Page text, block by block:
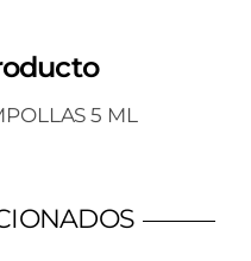
5 ML